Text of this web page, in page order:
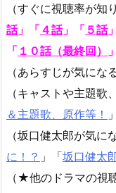
（すぐに視聴率が
話」 「 ４話」 「 ５話」
「 １０話（最終回） 」
（あらすじが気にな
（キャストや主題
＆主題歌、原作等！
（坂口健太郎が気
に！？ 」「坂口健太
（★他のドラマの視